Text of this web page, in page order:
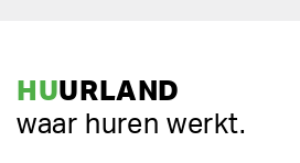
HUURLAND
waar huren werkt.